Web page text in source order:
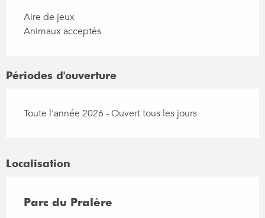
Aire de jeux
Animaux acceptés
Périodes d'ouverture
Toute l'année 2026 - Ouvert tous les jours
Localisation
Parc du Pralère